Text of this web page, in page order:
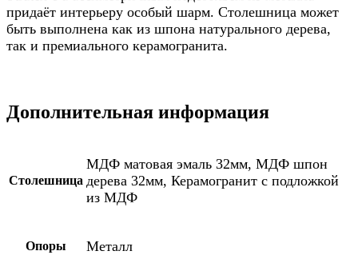
придаёт интерьеру особый шарм. Столешница может
быть выполнена как из шпона натурального дерева,
так и премиального керамогранита.
Дополнительная информация
Столешница
МДФ матовая эмаль 32мм, МДФ шпон
дерева 32мм, Керамогранит с подложкой
из МДФ
Опоры Металл